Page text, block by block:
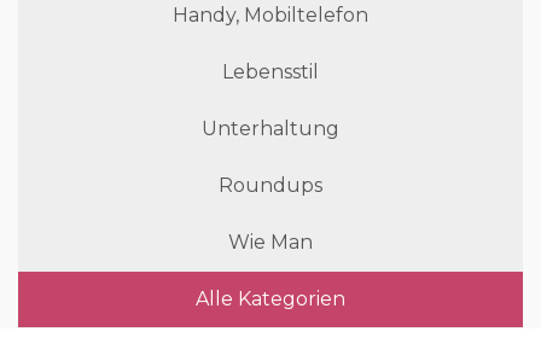
Handy, Mobiltelefon
Lebensstil
Unterhaltung
Roundups
Wie Man
Alle Kategorien